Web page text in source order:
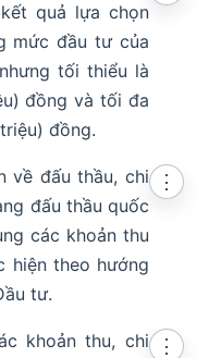
quả lựa chọn
mức đầu tư của
tối thiểu là
đồng và tối đa
đồng.
về đấu thầu, chi
đấu thầu quốc
các khoản thu
hiện theo hướng
tư.
⋮
khoản thu, chi
⋮